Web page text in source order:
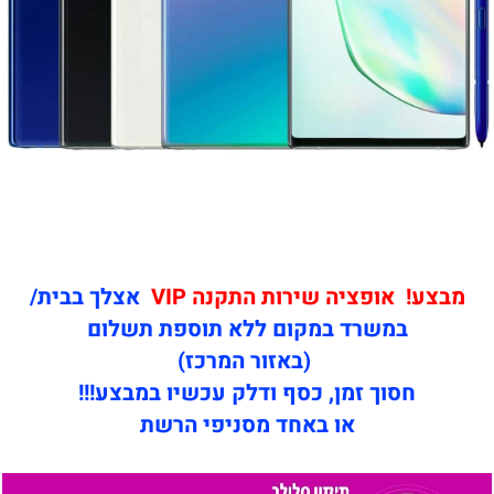
מבצע! אופציה שירות התקנה VIP
אצלך בבית/
במשרד במקום ללא תוספת תשלום
(באזור המרכז)
חסוך זמן, כסף ודלק עכשיו במבצע!!!
או באחד מסניפי הרשת